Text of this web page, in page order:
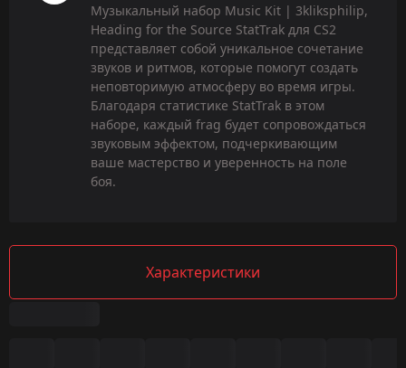
Музыкальный набор Music Kit | 3kliksphilip,
Heading for the Source StatTrak для CS2
представляет собой уникальное сочетание
звуков и ритмов, которые помогут создать
неповторимую атмосферу во время игры.
Благодаря статистике StatTrak в этом
наборе, каждый frag будет сопровождаться
звуковым эффектом, подчеркивающим
ваше мастерство и уверенность на поле
боя.
Характеристики